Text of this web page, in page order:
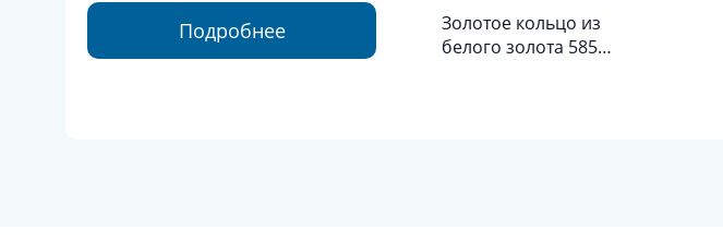
Подробнее
Золотое кольцо из
белого золота 585